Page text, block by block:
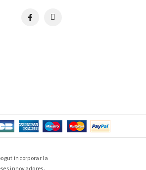
incorporar la
innovadores.